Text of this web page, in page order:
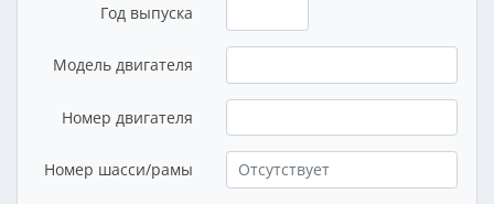
Год выпуска
Модель двигателя
Номер двигателя
Номер шасси/рамы